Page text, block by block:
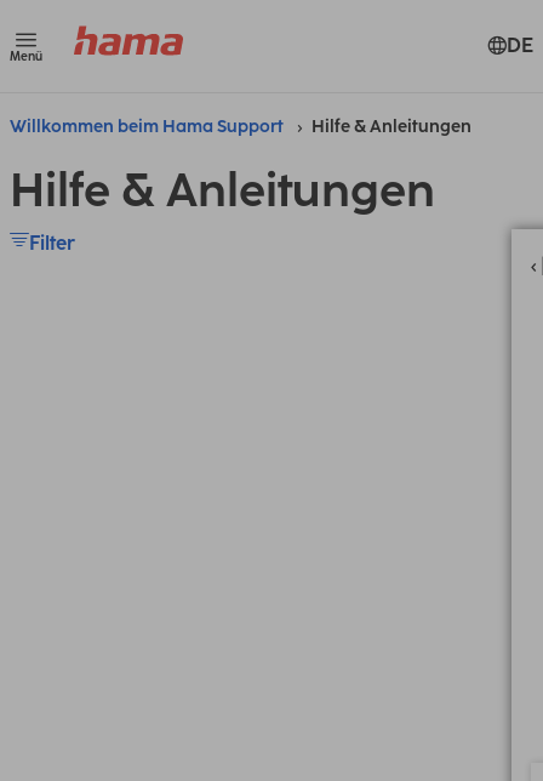
Menü DE
Willkommen beim Hama Support Hilfe & Anleitungen
Hilfe & Anleitungen
Filter